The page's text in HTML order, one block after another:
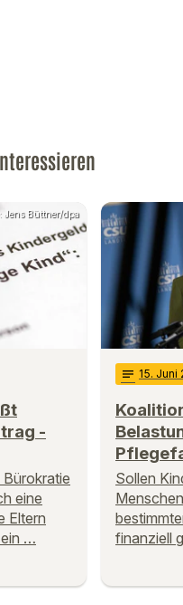
Jens Büttner/dpa
-
eine
Eltern
ein …
notes 15. Juni
Sollen
finanziell